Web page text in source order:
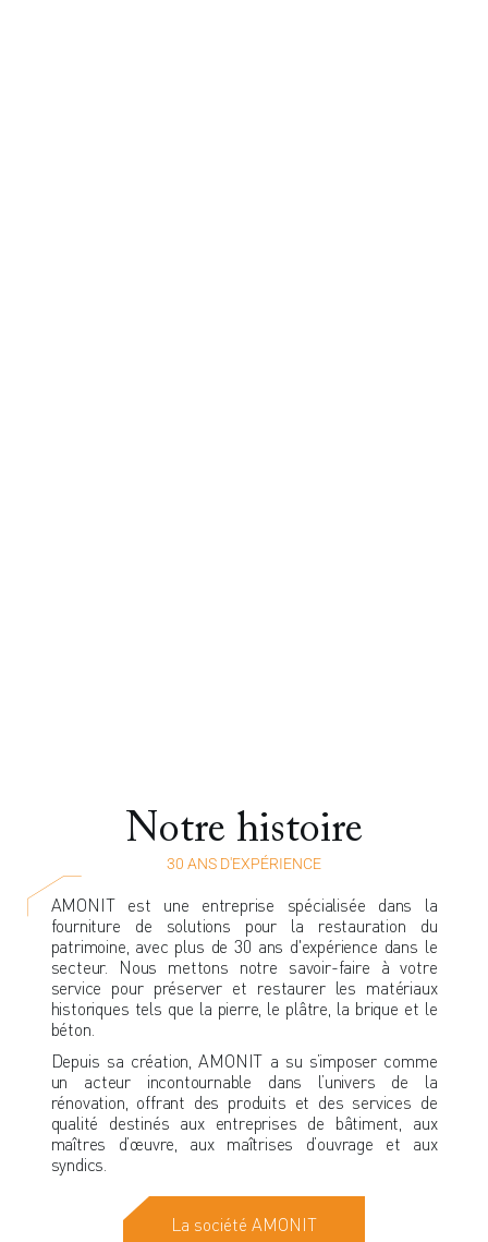
Notre histoire
30 ANS D'EXPÉRIENCE
AMONIT est une entreprise spécialisée dans la
fourniture de solutions pour la restauration du
patrimoine, avec plus de 30 ans d'expérience dans le
secteur. Nous mettons notre savoir-faire à votre
service pour préserver et restaurer les matériaux
historiques tels que la pierre, le plâtre, la brique et le
béton.
Depuis sa création, AMONIT a su s’imposer comme
un acteur incontournable dans l’univers de la
rénovation, offrant des produits et des services de
qualité destinés aux entreprises de bâtiment, aux
maîtres d’œuvre, aux maîtrises d’ouvrage et aux
syndics.
La société AMONIT